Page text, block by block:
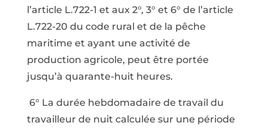
l’article L.722-1 et aux 2°, 3° et 6° de l’article
L.722-20 du code rural et de la pêche
maritime et ayant une activité de
production agricole, peut être portée
jusqu’à quarante-huit heures.
6° La durée hebdomadaire de travail du
travailleur de nuit calculée sur une période